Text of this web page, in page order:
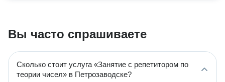
Вы часто спрашиваете
Сколько стоит услуга «Занятие с репетитором по
теории чисел» в Петрозаводске?